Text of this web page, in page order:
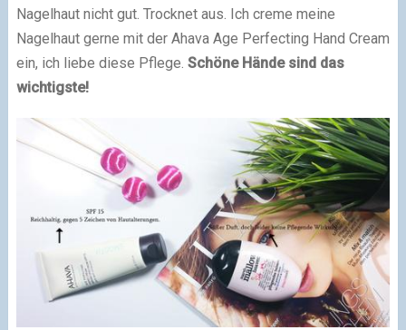
Nagelhaut nicht gut. Trocknet aus. Ich creme meine
Nagelhaut gerne mit der Ahava Age Perfecting Hand Cream
ein, ich liebe diese Pflege. Schöne Hände sind das
wichtigste!